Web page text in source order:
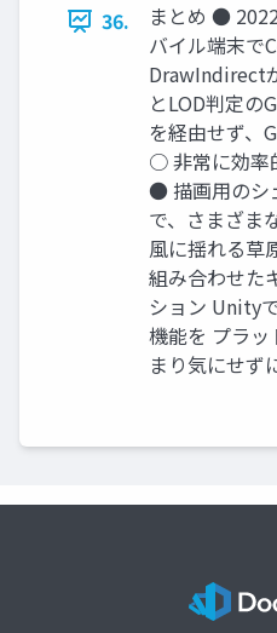
36.
まとめ ●
バイル端末で
DrawIndirect
とLOD判定の
を経由せず、
○ 非常に効率
● 描画用のシ
で、さまざま
風に揺れる草
組み合わせた
ション Unity
機能を プラッ
まり気にせず